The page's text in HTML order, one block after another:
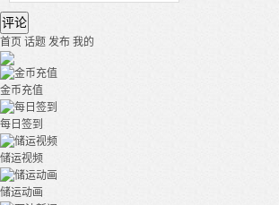
评论
首页 话题 发布 我的
金币充值
每日签到
储运视频
储运动画